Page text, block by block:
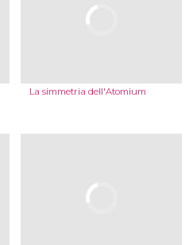
La simmetria dell'Atomium